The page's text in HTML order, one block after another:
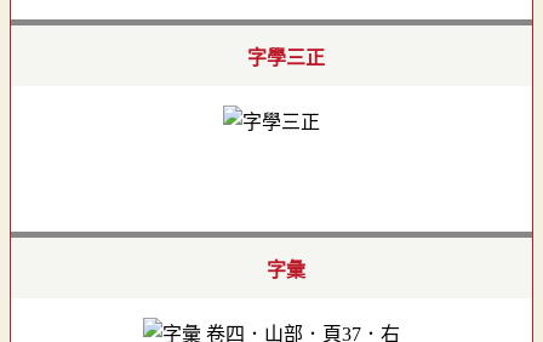
字學三正
字彙